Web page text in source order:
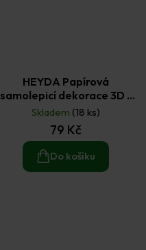
HEYDA Papírová
samolepicí dekorace 3D -
chlapeček 7 ks
Skladem (18 ks)
79 Kč
Do košíku